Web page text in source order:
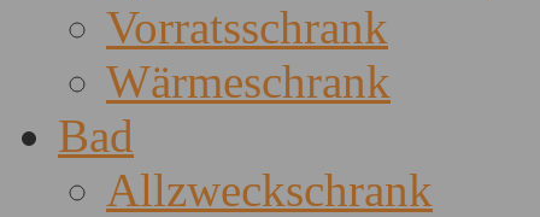
Vorratsschrank
Wärmeschrank
Bad
Allzweckschrank